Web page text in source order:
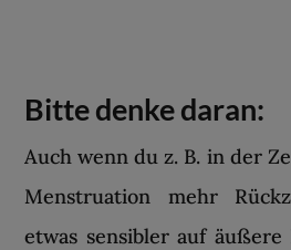
Bitte denke daran:
Auch wenn du z. B. in der
Menstruation mehr
etwas sensibler auf äußere